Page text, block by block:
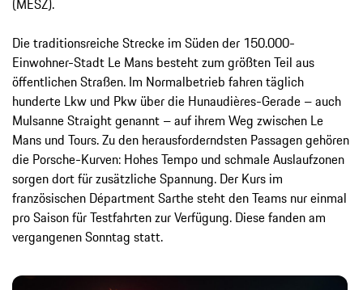
(MESZ).
Die traditionsreiche Strecke im Süden der 150.000-
Einwohner-Stadt Le Mans besteht zum größten Teil aus
öffentlichen Straßen. Im Normalbetrieb fahren täglich
hunderte Lkw und Pkw über die Hunaudières-Gerade – auch
Mulsanne Straight genannt – auf ihrem Weg zwischen Le
Mans und Tours. Zu den herausforderndsten Passagen gehören
die Porsche-Kurven: Hohes Tempo und schmale Auslaufzonen
sorgen dort für zusätzliche Spannung. Der Kurs im
französischen Départment Sarthe steht den Teams nur einmal
pro Saison für Testfahrten zur Verfügung. Diese fanden am
vergangenen Sonntag statt.